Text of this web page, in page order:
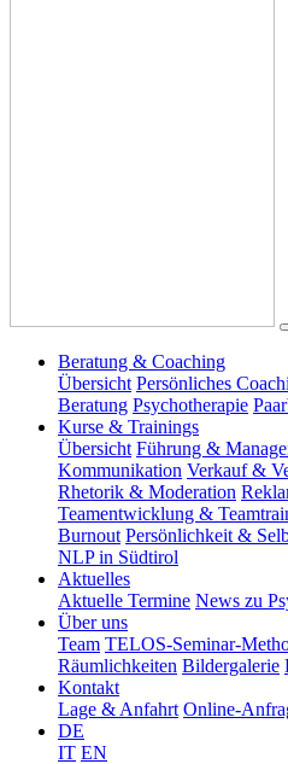
Beratung & Coaching
Übersicht Persönliches
Beratung Psychotherapie
Kurse & Trainings
Übersicht Führung &
Kommunikation Verkauf &
Rhetorik & Moderation
Teamentwicklung &
Burnout Persönlichkeit &
NLP in Südtirol
Aktuelles
Aktuelle Termine News zu
Über uns
Team TELOS-Seminar-
Räumlichkeiten Bildergalerie
Kontakt
Lage & Anfahrt Online-
DE
IT EN